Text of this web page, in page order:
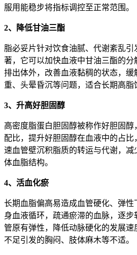
服用能稳步将指标调控至正常范围。
2、降低甘油三酯
脂必妥片针对饮食油腻、代谢紊乱引
著，它可以加快血液中甘油三酯的
排出体外，改善血液黏稠的状态，
重、头晕昏沉等问题，适合长期高脂
3、升高好胆固醇
高密度脂蛋白胆固醇被称作好胆固
配比，提升好胆固醇在血液中的占比
速血管壁沉积脂质的转运与代谢，
体血脂结构。
4、活血化瘀
长期血脂偏高易造成血管硬化、弹
身血液循环，疏通瘀滞的血脉，逐步
管原有弹性，降低动脉硬化的发展速
不足引发的胸闷、肢体麻木等不适。